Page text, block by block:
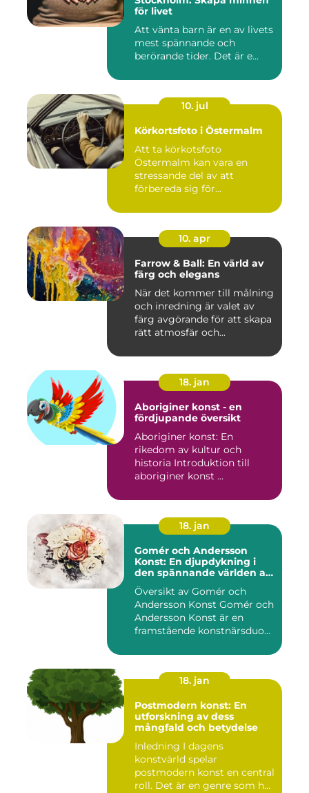
för livet
Att vänta barn är en av livets
mest spännande och
berörande tider. Det är e...
10. jul
Körkortsfoto i Östermalm
Att ta körkotsfoto
Östermalm kan vara en
stressande del av att
förbereda sig för...
10. apr
Farrow & Ball: En värld av
färg och elegans
När det kommer till målning
och inredning är valet av
färg avgörande för att skapa
rätt atmosfär och...
18. jan
Aboriginer konst - en
fördjupande översikt
Aboriginer konst: En
rikedom av kultur och
historia Introduktion till
aboriginer konst ...
18. jan
Gomér och Andersson
Konst: En djupdykning i
den spännande världen av
konst
Översikt av Gomér och
Andersson Konst Gomér och
Andersson Konst är en
framstående konstnärsduo
18. jan
Postmodern konst: En
utforskning av dess
mångfald och betydelse
Inledning I dagens
konstvärld spelar
postmodern konst en central
roll. Det är en genre som har